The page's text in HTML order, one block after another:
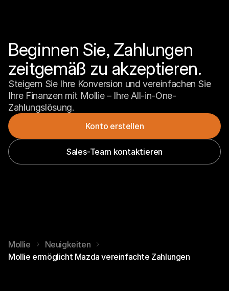
Beginnen Sie, Zahlungen
zeitgemäß zu akzeptieren.
Steigern Sie Ihre Konversion und vereinfachen Sie
Ihre Finanzen mit Mollie – Ihre All-in-One-
Zahlungslösung.
Konto erstellen
Sales-Team kontaktieren
Mollie
Neuigkeiten
Mollie ermöglicht Mazda vereinfachte Zahlungen